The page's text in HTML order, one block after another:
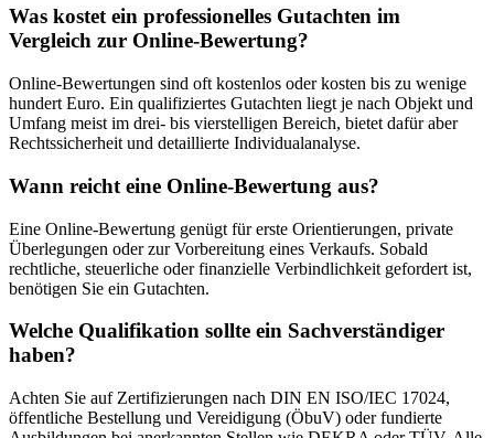
Was kostet ein professionelles Gutachten im
Vergleich zur Online-Bewertung?
Online-Bewertungen sind oft kostenlos oder kosten bis zu wenige
hundert Euro. Ein qualifiziertes Gutachten liegt je nach Objekt und
Umfang meist im drei- bis vierstelligen Bereich, bietet dafür aber
Rechtssicherheit und detaillierte Individualanalyse.
Wann reicht eine Online-Bewertung aus?
Eine Online-Bewertung genügt für erste Orientierungen, private
Überlegungen oder zur Vorbereitung eines Verkaufs. Sobald
rechtliche, steuerliche oder finanzielle Verbindlichkeit gefordert ist,
benötigen Sie ein Gutachten.
Welche Qualifikation sollte ein Sachverständiger
haben?
Achten Sie auf Zertifizierungen nach DIN EN ISO/IEC 17024,
öffentliche Bestellung und Vereidigung (ÖbuV) oder fundierte